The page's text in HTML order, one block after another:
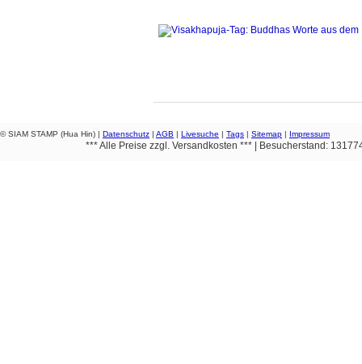
© SIAM STAMP (Hua Hin) | Datenschutz | AGB | Livesuche | Tags | Sitemap | Impressum
*** Alle Preise zzgl. Versandkosten *** | Besucherstand: